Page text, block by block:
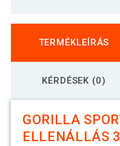
TERMÉKLEÍRÁS
KÉRDÉSEK (0)
GORILLA
ELLENÁLLÁS